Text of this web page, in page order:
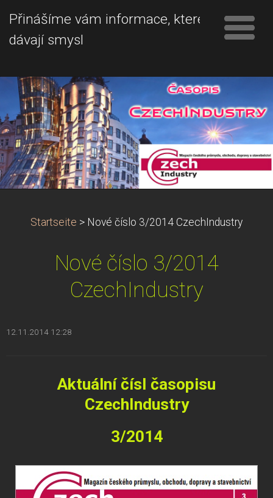
Přinášíme vám informace, které
dávají smysl
Startseite > Nové číslo 3/2014 CzechIndustry
Nové číslo 3/2014
CzechIndustry
12.11.2014 12:28
Aktuální čísl časopisu
CzechIndustry
3/2014